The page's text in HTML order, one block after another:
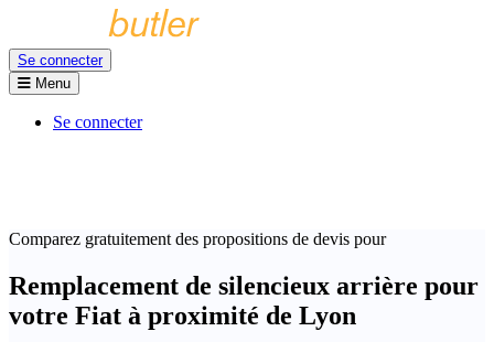
Se connecter
Menu
Se connecter
Comparez gratuitement des propositions de devis pour
Remplacement de silencieux arrière pour
votre Fiat à proximité de Lyon